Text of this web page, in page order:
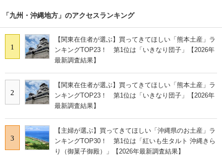
「九州・沖縄地方」のアクセスランキング
1
【関東在住者が選ぶ】買ってきてほしい「熊本土産」ラ
ンキングTOP23！ 第1位は「いきなり団子」【2026年
最新調査結果】
2
【関東在住者が選ぶ】買ってきてほしい「熊本土産」ラ
ンキングTOP23！ 第1位は「いきなり団子」【2026年
最新調査結果】
3
【主婦が選ぶ】買ってきてほしい「沖縄県のお土産」ラ
ンキングTOP30！ 第1位は「紅いも生タルト 沖縄きら
り（御菓子御殿）」【2026年最新調査結果】